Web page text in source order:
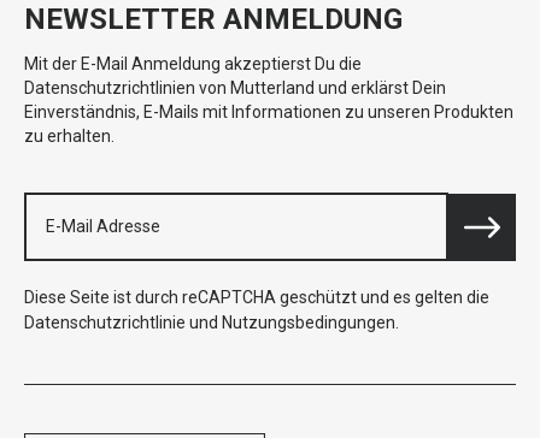
NEWSLETTER ANMELDUNG
Mit der E-Mail Anmeldung akzeptierst Du die
Datenschutzrichtlinien von Mutterland und erklärst Dein
Einverständnis, E-Mails mit Informationen zu unseren Produkten
zu erhalten.
Diese Seite ist durch reCAPTCHA geschützt und es gelten die
Datenschutzrichtlinie und Nutzungsbedingungen